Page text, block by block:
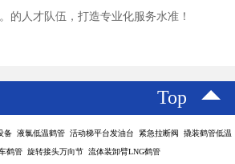
的人才队伍，打造专业化服务水准！
Top
备 液氯低温鹤管 活动梯平台发油台 紧急拉断阀 撬装鹤管低温
鹤管 旋转接头万向节 流体装卸臂LNG鹤管